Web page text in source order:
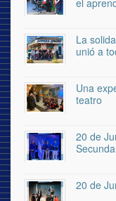
La
unió a
Una
teatro
20 de
20 de